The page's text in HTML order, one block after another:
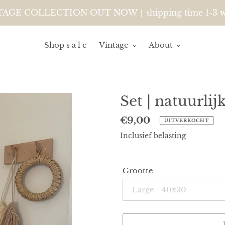
COLLECTION OUT NOW ∣ shipping time 1-3
Shop s a l e Vintage About
Set |
Normale
prijs
€9,00 UITVERKOCHT
Inclusief belasting
Grootte